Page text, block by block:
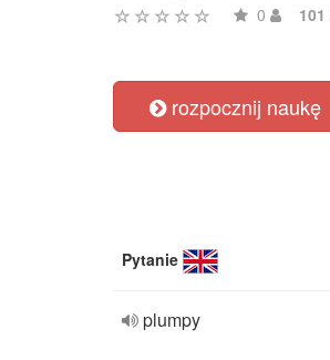
0
rozpocznij naukę
Pytanie
plumpy